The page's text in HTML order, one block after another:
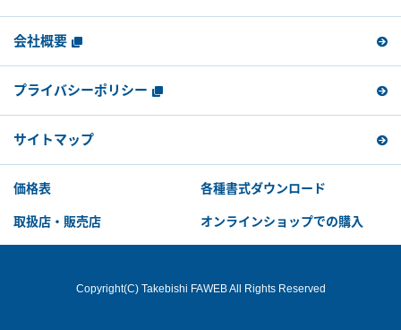
会社概要
プライバシーポリシー
サイトマップ
価格表 各種書式ダウンロード
取扱店・販売店 オンラインショップでの購入
Copyright(C) Takebishi FAWEB All Rights Reserved